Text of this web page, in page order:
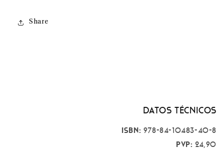
Share
Datos técnicos
ISBN: 978-84-10483-40-8
PVP: 24,90